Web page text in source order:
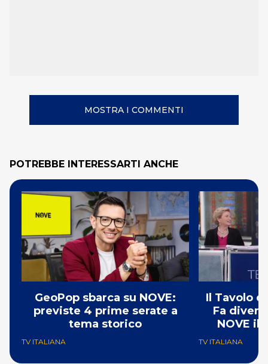
MOSTRA I COMMENTI
POTREBBE INTERESSARTI ANCHE
GeoPop sbarca su NOVE:
previste 4 prime serate a
tema storico
TV ITALIANA
Il Tavolo
Fa
NOVE il
TV ITALIANA